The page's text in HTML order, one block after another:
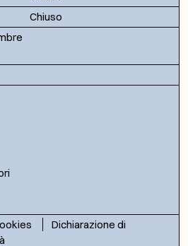
Chiuso
Dichiarazione di